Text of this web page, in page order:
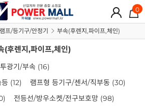
0
프/등기구/안정기 부속(후렌지,파이프,체인)
(후렌지,파이프,체인)
광기/부속 (16)
(12) 램프형 등기구/센서/직부동 (30)
전등선/방우소켓/전구보호망 (98)